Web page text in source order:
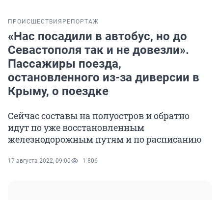
ПРОИСШЕСТВИЯ РЕПОРТАЖ
«Нас посадили в автобус, но до
Севастополя так и не довезли».
Пассажиры поезда,
остановленного из-за диверсии в
Крыму, о поездке
Сейчас составы на полуостров и обратно
идут по уже восстановленным
железнодорожным путям и по расписанию
17 августа 2022, 09:00 1 806